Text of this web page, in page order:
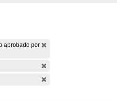
aprobado por